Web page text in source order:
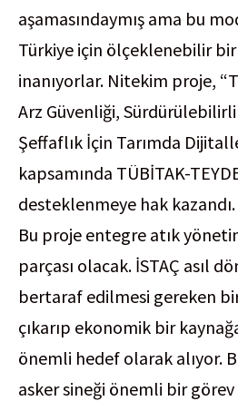
aşamasındaymış ama bu
Türkiye için ölçeklenebilir bir
inanıyorlar. Nitekim proje,
Arz Güvenliği,
Şeffaflık İçin Tarımda
kapsamında TÜBİTAK-
desteklenmeye hak kazandı.
Bu proje entegre atık
parçası olacak. İSTAÇ asıl
bertaraf edilmesi gereken
çıkarıp ekonomik bir
önemli hedef olarak alıyor.
asker sineği önemli bir